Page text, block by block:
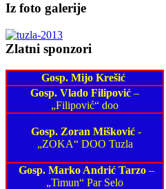
Iz foto galerije
Zlatni sponzori
Gosp. Mijo Krešić
Gosp. Vlado Filipović –
„Filipović“ doo
Gosp. Zoran Mišković -
„ZOKA“ DOO Tuzla
Gosp. Marko Andrić Tarzo–
„Timun“ Par Selo